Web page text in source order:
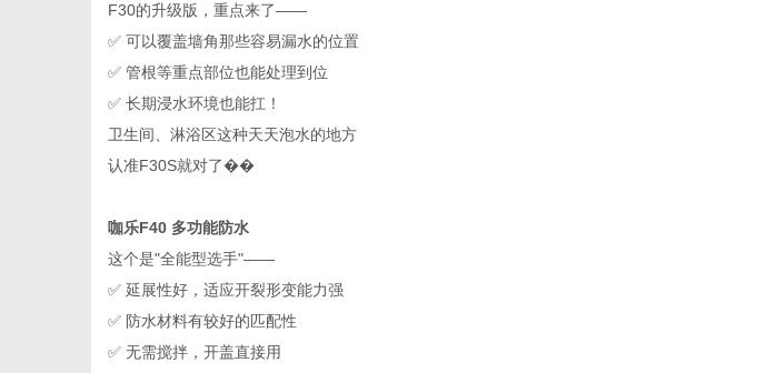
F30的升级版，重点来了——
✅ 可以覆盖墙角那些容易漏水的位置
✅ 管根等重点部位也能处理到位
✅ 长期浸水环境也能扛！
卫生间、淋浴区这种天天泡水的地方
认准F30S就对了��
咖乐F40 多功能防水
这个是"全能型选手"——
✅ 延展性好，适应开裂形变能力强
✅ 防水材料有较好的匹配性
✅ 无需搅拌，开盖直接用